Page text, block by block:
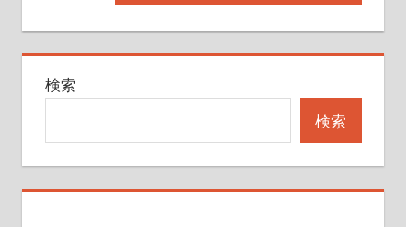
稿
ナ
ビ
ゲ
ー
シ
記
事:
検索
検索